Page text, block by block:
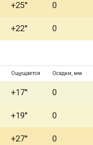
+25° 0
+22° 0
Ощущается Осадки, мм
+17° 0
+19° 0
+27° 0